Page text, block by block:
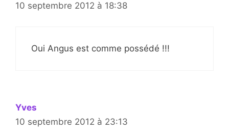
10 septembre 2012 à 18:38
Oui Angus est comme possédé !!!
Yves
10 septembre 2012 à 23:13